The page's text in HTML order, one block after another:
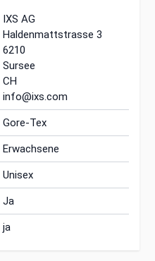
IXS AG
Haldenmattstrasse 3
6210
Sursee
CH
info@ixs.com
Gore-Tex
Erwachsene
Unisex
Ja
ja